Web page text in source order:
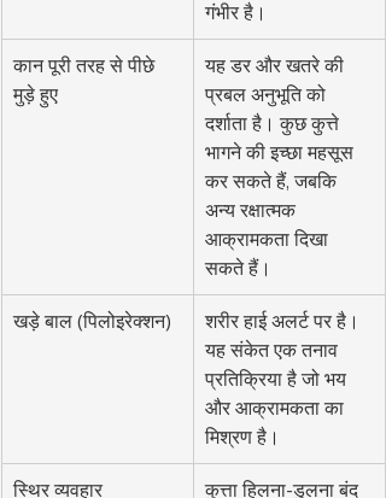
गंभीर है।
कान पूरी तरह से पीछे
मुड़े हुए
यह डर और खतरे की
प्रबल अनुभूति को
दर्शाता है। कुछ कुत्ते
भागने की इच्छा महसूस
कर सकते हैं, जबकि
अन्य रक्षात्मक
आक्रामकता दिखा
सकते हैं।
खड़े बाल (पिलोइरेक्शन)
शरीर हाई अलर्ट पर है।
यह संकेत एक तनाव
प्रतिक्रिया है जो भय
और आक्रामकता का
मिश्रण है।
स्थिर व्यवहार
कुत्ता हिलना-डुलना बंद